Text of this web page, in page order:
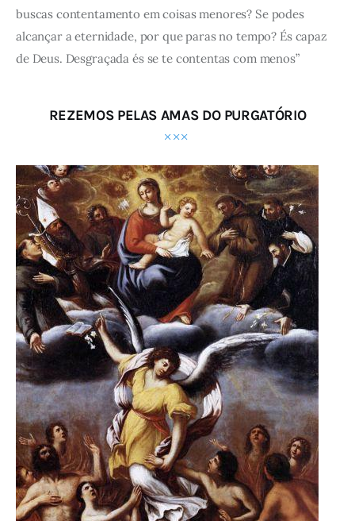
buscas contentamento em coisas menores? Se podes
alcançar a eternidade, por que paras no tempo? És capaz
de Deus. Desgraçada és se te contentas com menos”
REZEMOS PELAS AMAS DO PURGATÓRIO